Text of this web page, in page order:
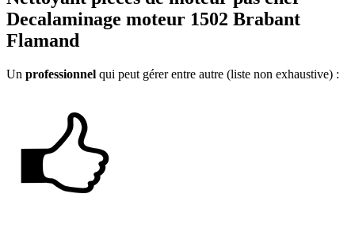
Decalaminage moteur 1502 Brabant
Flamand
Un professionnel qui peut gérer entre autre (liste non exhaustive) :